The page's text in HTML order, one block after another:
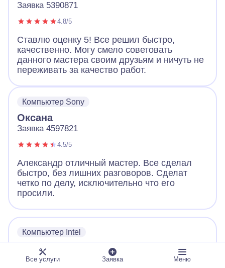
Заявка 5390871
4.8/5
Ставлю оценку 5! Все решил быстро,
качественно. Могу смело советовать
данного мастера своим друзьям и ничуть не
переживать за качество работ.
Компьютер Sony
Оксана
Заявка 4597821
4.5/5
Александр отличный мастер. Все сделал
быстро, без лишних разговоров. Сделат
четко по делу, исключительно что его
просили.
Компьютер Intel
Наталья
Заявка 3453379
Все услуги Заявка Меню